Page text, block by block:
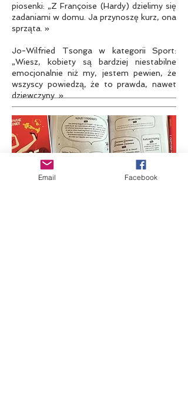
piosenki: „Z Françoise (Hardy) dzielimy się
zadaniami w domu. Ja przynoszę kurz, ona
sprząta. »
Jo-Wilfried Tsonga w kategorii Sport:
„Wiesz, kobiety są bardziej niestabilne
emocjonalnie niż my, jestem pewien, że
wszyscy powiedzą, że to prawda, nawet
dziewczyny. »
Email Facebook